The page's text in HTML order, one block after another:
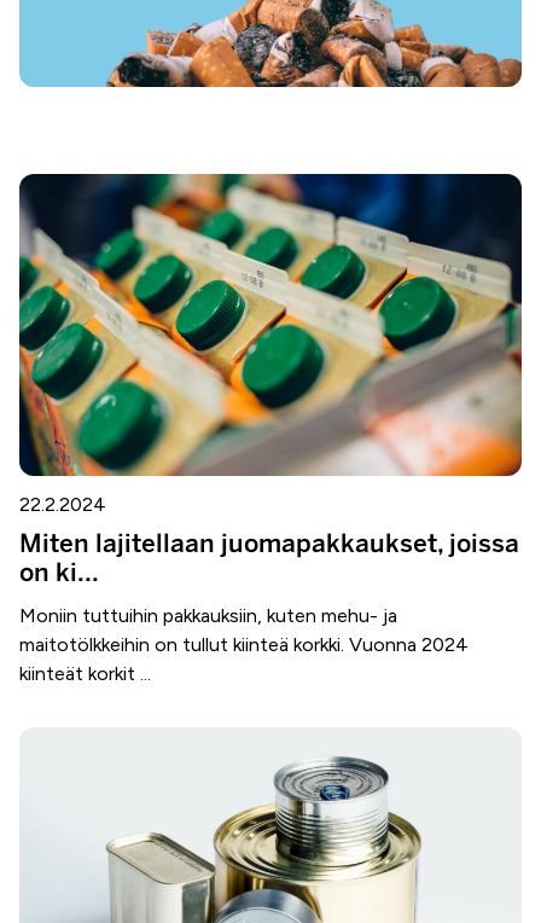
22.2.2024
Miten lajitellaan juomapakkaukset, joissa
on ki...
Moniin tuttuihin pakkauksiin, kuten mehu- ja
maitotölkkeihin on tullut kiinteä korkki. Vuonna 2024
kiinteät korkit ...